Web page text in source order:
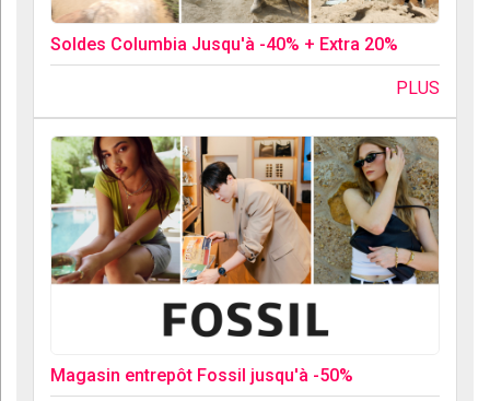
Soldes Columbia Jusqu'à -40% + Extra 20%
PLUS
Magasin entrepôt Fossil jusqu'à -50%